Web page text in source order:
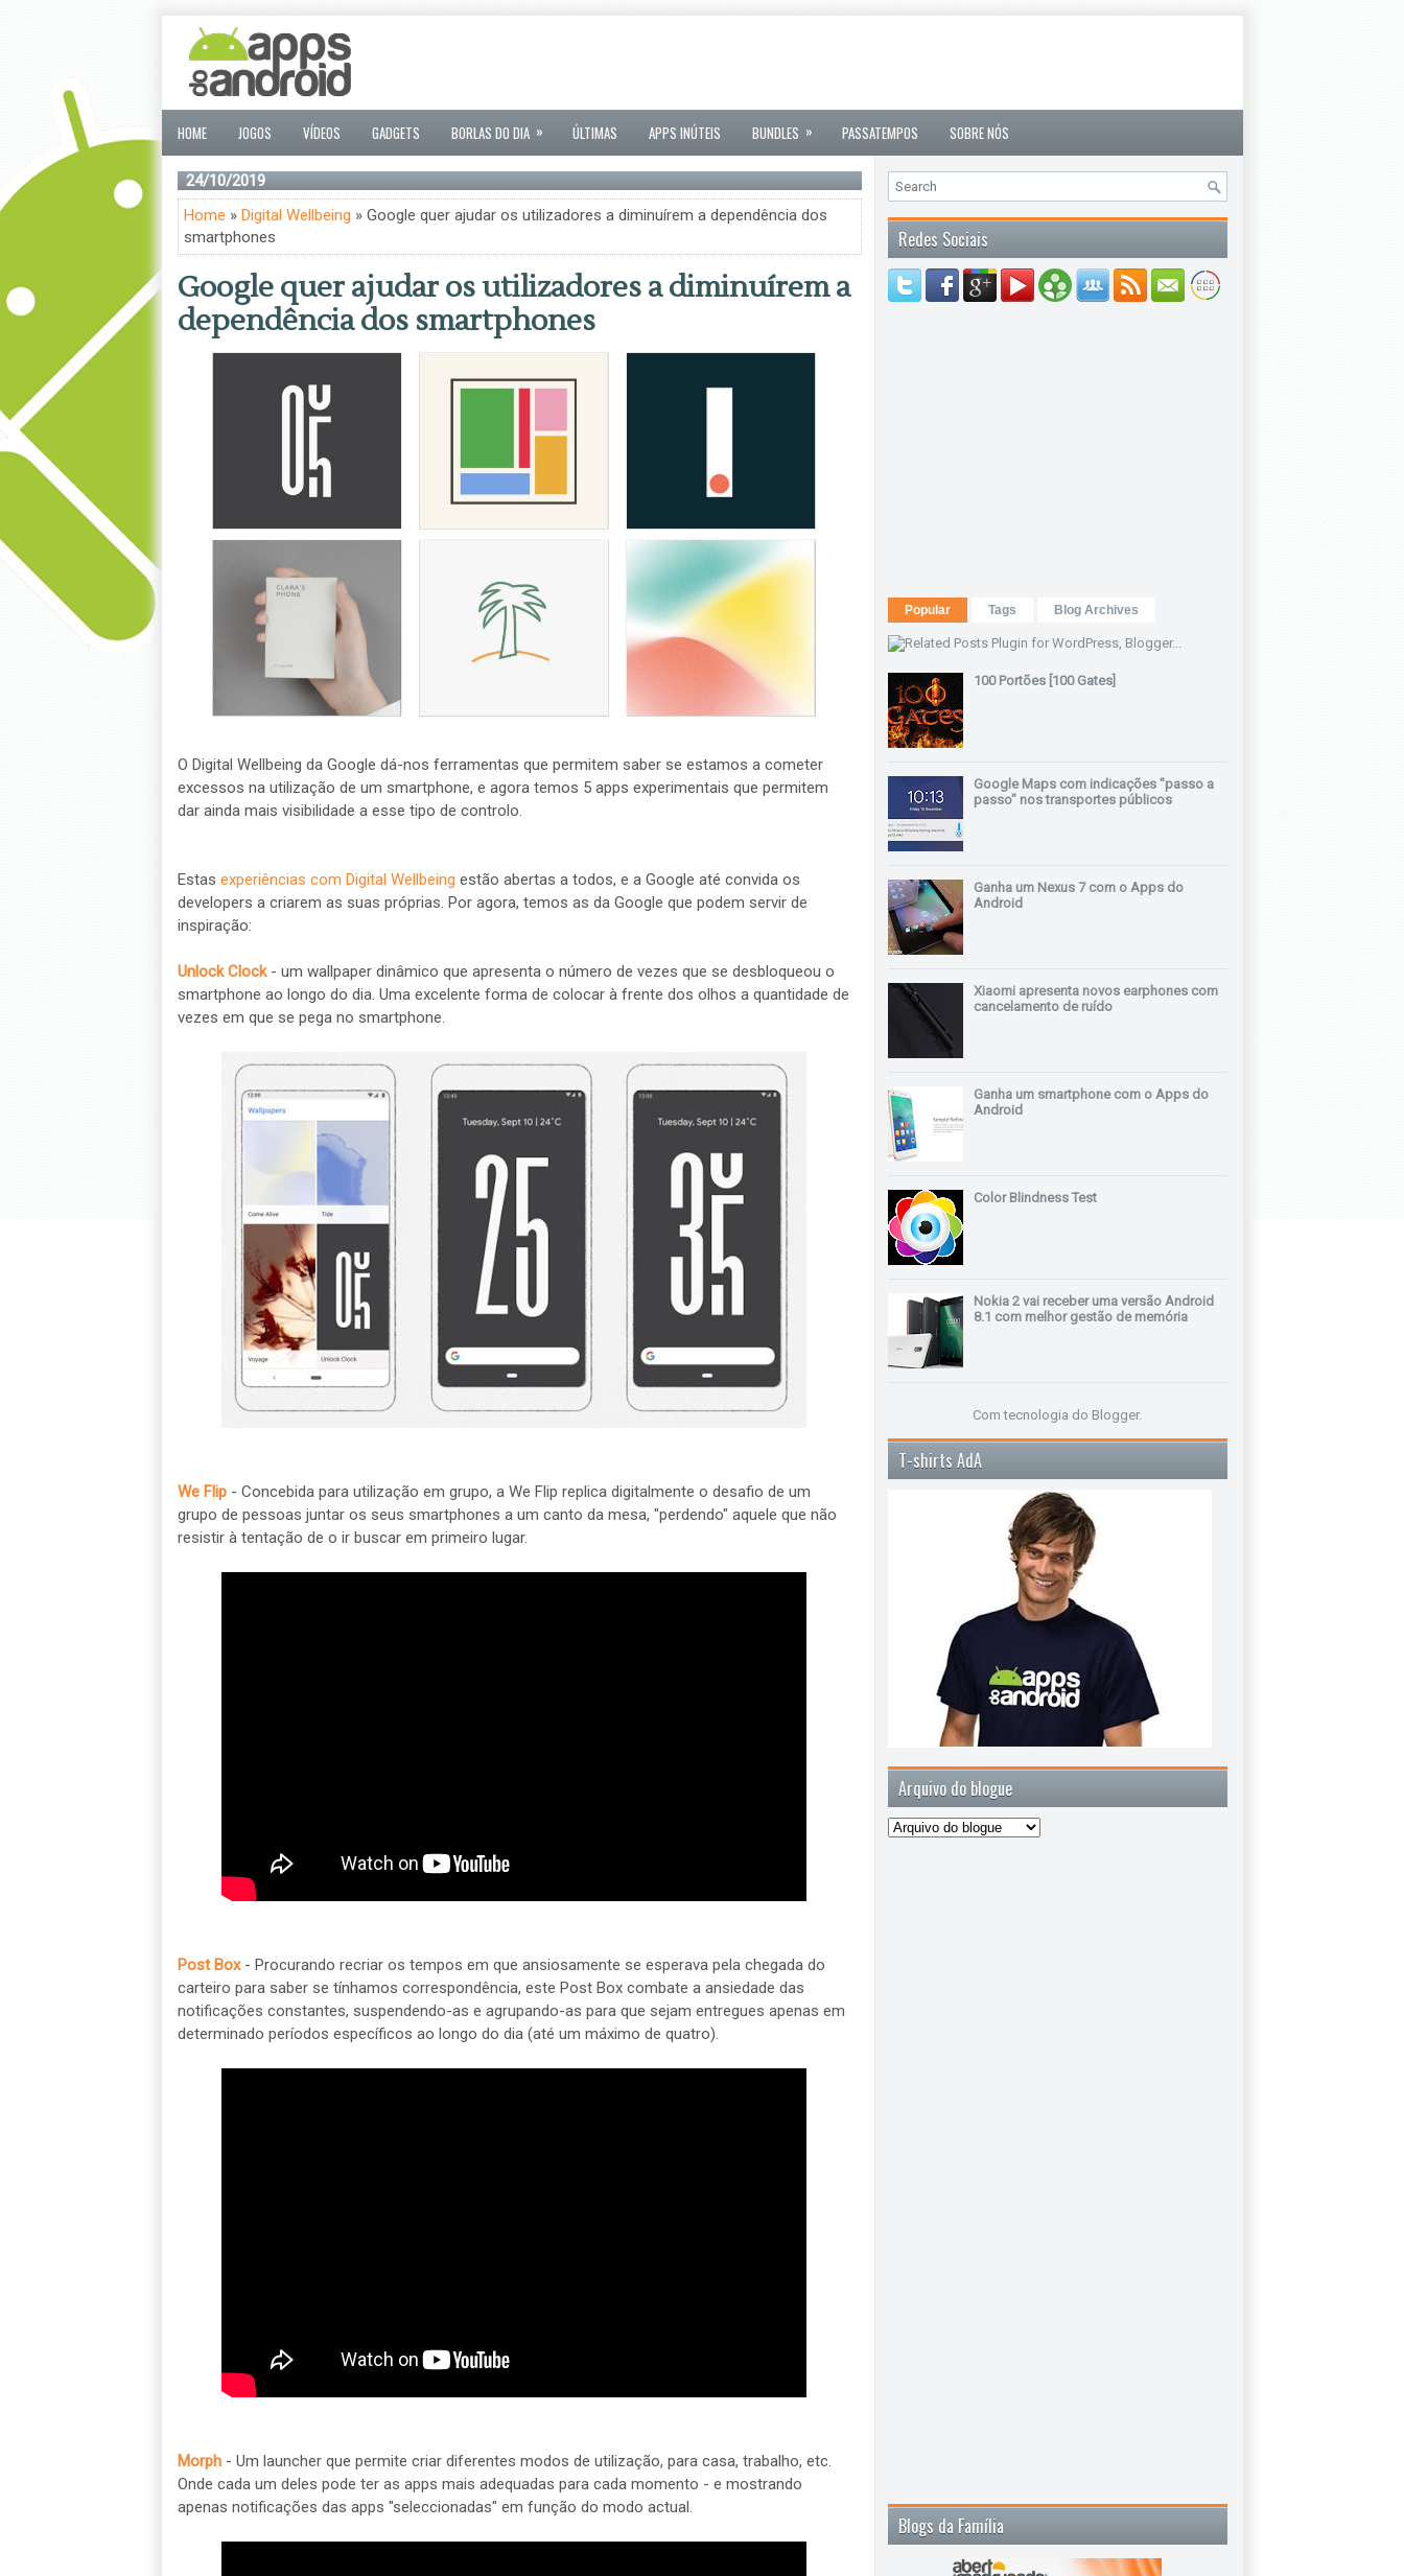
HOME JOGOS VÍDEOS GADGETS BORLAS DO DIA » ÚLTIMAS APPS INÚTEIS BUNDLES » PASSATEMPOS SOBRE NÓS
24/10/2019
Home » Digital Wellbeing » Google quer ajudar os utilizadores a diminuírem a dependência dos
smartphones
Google quer ajudar os utilizadores a diminuírem a
dependência dos smartphones
O Digital Wellbeing da Google dá-nos ferramentas que permitem saber se estamos a cometer
excessos na utilização de um smartphone, e agora temos 5 apps experimentais que permitem
dar ainda mais visibilidade a esse tipo de controlo.
Estas experiências com Digital Wellbeing estão abertas a todos, e a Google até convida os
developers a criarem as suas próprias. Por agora, temos as da Google que podem servir de
inspiração:
Unlock Clock- um wallpaper dinâmico que apresenta o número de vezes que se desbloqueou o
smartphone ao longo do dia. Uma excelente forma de colocar à frente dos olhos a quantidade de
vezes em que se pega no smartphone.
We Flip- Concebida para utilização em grupo, a We Flip replica digitalmente o desafio de um
grupo de pessoas juntar os seus smartphones a um canto da mesa, "perdendo" aquele que não
resistir à tentação de o ir buscar em primeiro lugar.
Post Box- Procurando recriar os tempos em que ansiosamente se esperava pela chegada do
carteiro para saber se tínhamos correspondência, este Post Box combate a ansiedade das
notificações constantes, suspendendo-as e agrupando-as para que sejam entregues apenas em
determinado períodos específicos ao longo do dia (até um máximo de quatro).
Morph- Um launcher que permite criar diferentes modos de utilização, para casa, trabalho, etc.
Onde cada um deles pode ter as apps mais adequadas para cada momento - e mostrando
apenas notificações das apps "seleccionadas" em função do modo actual.
Redes Sociais
Popular Tags Blog Archives
100 Portões [100 Gates]
Google Maps com indicações "passo a
passo" nos transportes públicos
Ganha um Nexus 7 com o Apps do
Android
Xiaomi apresenta novos earphones com
cancelamento de ruído
Ganha um smartphone com o Apps do
Android
Color Blindness Test
Nokia 2 vai receber uma versão Android
8.1 com melhor gestão de memória
Com tecnologia do Blogger.
T-shirts AdA
Arquivo do blogue
Blogs da Família